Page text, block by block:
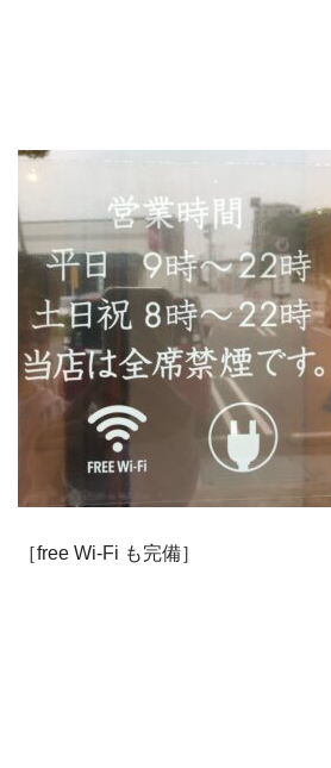
［free Wi-Fi も完備］